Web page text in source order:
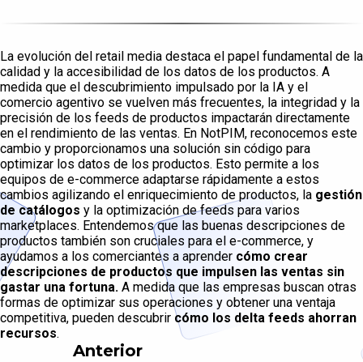
La evolución del retail media destaca el papel fundamental de la
calidad y la accesibilidad de los datos de los productos. A
medida que el descubrimiento impulsado por la IA y el
comercio agentivo se vuelven más frecuentes, la integridad y la
precisión de los feeds de productos impactarán directamente
en el rendimiento de las ventas. En NotPIM, reconocemos este
cambio y proporcionamos una solución sin código para
optimizar los datos de los productos. Esto permite a los
equipos de e-commerce adaptarse rápidamente a estos
cambios agilizando el enriquecimiento de productos, la gestión
de catálogos y la optimización de feeds para varios
marketplaces. Entendemos que las buenas descripciones de
productos también son cruciales para el e-commerce, y
ayudamos a los comerciantes a aprender cómo crear
descripciones de productos que impulsen las ventas sin
gastar una fortuna. A medida que las empresas buscan otras
formas de optimizar sus operaciones y obtener una ventaja
competitiva, pueden descubrir cómo los delta feeds ahorran
recursos.
Anterior